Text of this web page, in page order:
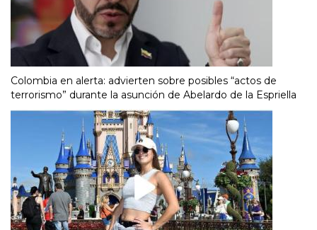
Colombia en alerta: advierten sobre posibles “actos de
terrorismo” durante la asunción de Abelardo de la Espriella